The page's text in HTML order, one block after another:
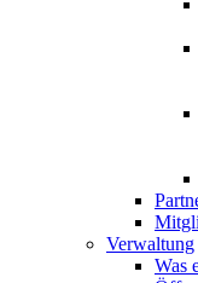
Verwaltung
Was